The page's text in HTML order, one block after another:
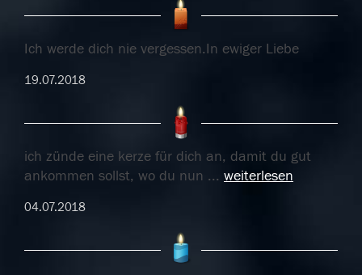
Ich werde dich nie vergessen.In ewiger Liebe
19.07.2018
ich zünde eine kerze für dich an, damit du gut
ankommen sollst, wo du nun ... weiterlesen
04.07.2018